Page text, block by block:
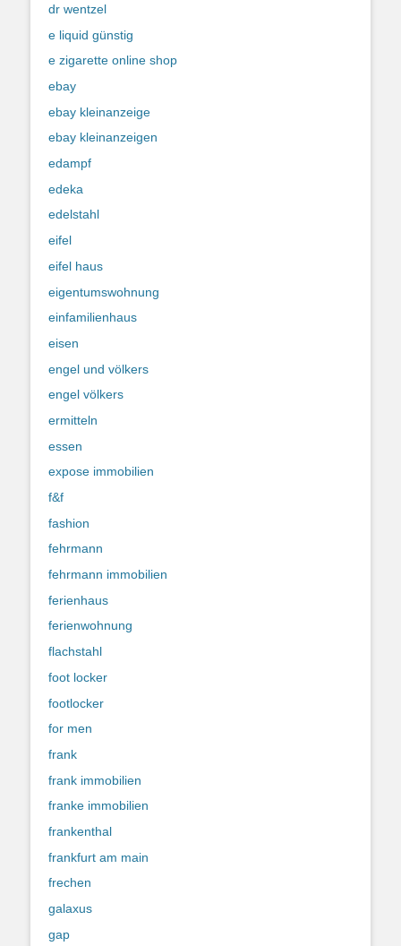
dr wentzel
e liquid günstig
e zigarette online shop
ebay
ebay kleinanzeige
ebay kleinanzeigen
edampf
edeka
edelstahl
eifel
eifel haus
eigentumswohnung
einfamilienhaus
eisen
engel und völkers
engel völkers
ermitteln
essen
expose immobilien
f&f
fashion
fehrmann
fehrmann immobilien
ferienhaus
ferienwohnung
flachstahl
foot locker
footlocker
for men
frank
frank immobilien
franke immobilien
frankenthal
frankfurt am main
frechen
galaxus
gap